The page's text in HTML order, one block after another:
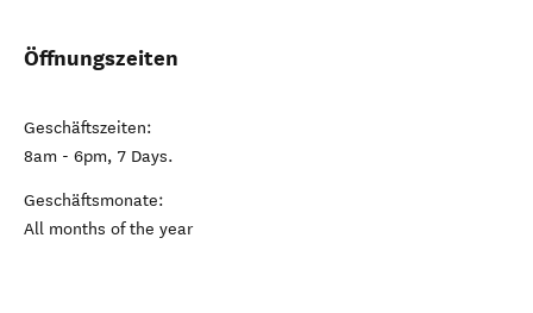
Öffnungszeiten
Geschäftszeiten:
8am - 6pm, 7 Days.
Geschäftsmonate:
All months of the year